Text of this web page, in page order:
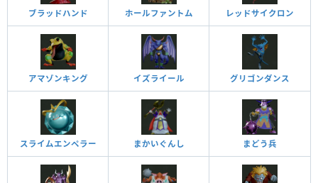
ブラッドハンド ホールファントム レッドサイクロン
アマゾンキング イズライール グリゴンダンス
スライムエンペラー まかいぐんし まどう兵